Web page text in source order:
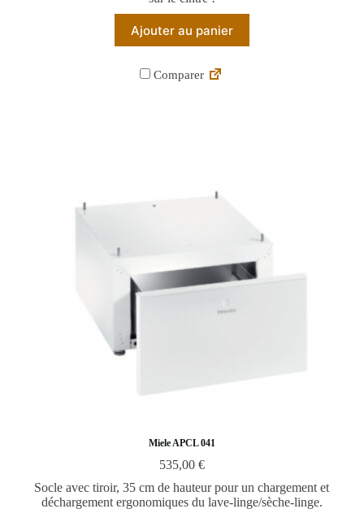
Ajouter au panier
Comparer
Miele APCL 041
535,00 €
Socle avec tiroir, 35 cm de hauteur pour un chargement et
déchargement ergonomiques du lave-linge/sèche-linge.